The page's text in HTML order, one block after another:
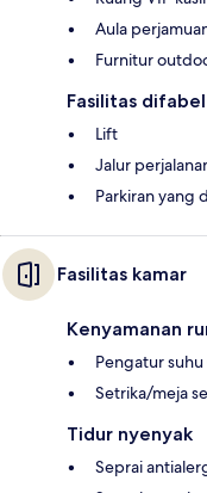
Aula
Furnitur
Fasilitas difabel
Lift
Jalur
Parkiran yang
Fasilitas kamar
Kenyamanan
Pengatur suhu
Setrika/meja
Tidur nyenyak
Seprai